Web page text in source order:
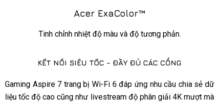
Acer ExaColor™
Tinh chỉnh nhiệt độ màu và độ tương phản.
KẾT NỐI SIÊU TỐC - ĐẦY ĐỦ CÁC CỔNG​
Gaming Aspire 7 trang bị Wi-Fi 6 đáp ứng nhu cầu chia sẻ dữ
liệu tốc độ cao cũng như livestream độ phân giải 4K mượt mà